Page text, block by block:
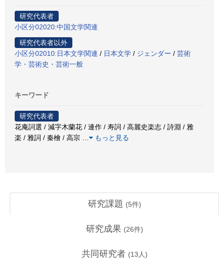
研究代表者
小区分02020:中国文学関連
研究代表者以外
小区分02010:日本文学関連 / 日本文学 / ジェンダー / 芸術
学・芸術史・芸術一般
キーワード
研究代表者
花庵詞選 / 減字木蘭花 / 連作 / 寿詞 / 高麗史楽志 / 詩淵 / 雅
楽 / 雅詞 / 秦檜 / 高宗
もっと見る
研究課題 (5件)
研究成果 (26件)
共同研究者 (13 人)